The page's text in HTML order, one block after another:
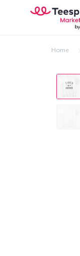
Home